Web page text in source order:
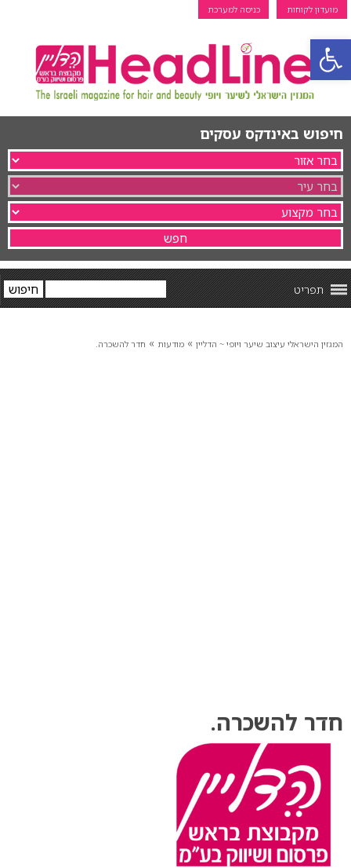
פתח סרגל נגישות
מועדון לקוחות כניסה למערכת
חיפוש באינדקס עסקים
תפריט
המגזין הישראלי עיצוב שיער ויופי ~ הדליין » מודעות » חדר להשכרה.
חדר להשכרה.